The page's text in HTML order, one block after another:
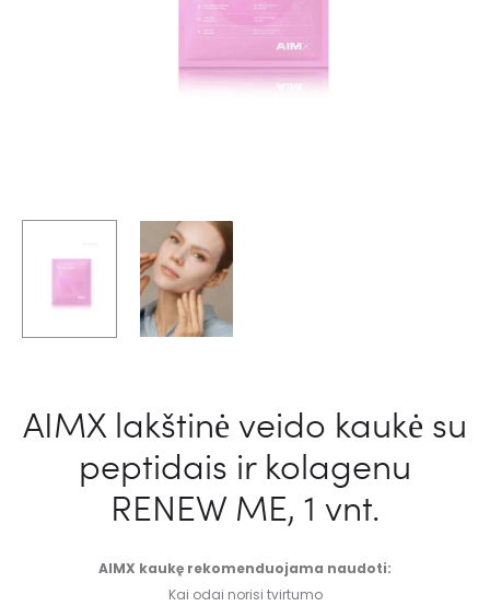
AIMX lakštinė veido kaukė su
peptidais ir kolagenu
RENEW ME, 1 vnt.
AIMX kaukę rekomenduojama naudoti:
Kai odai norisi tvirtumo